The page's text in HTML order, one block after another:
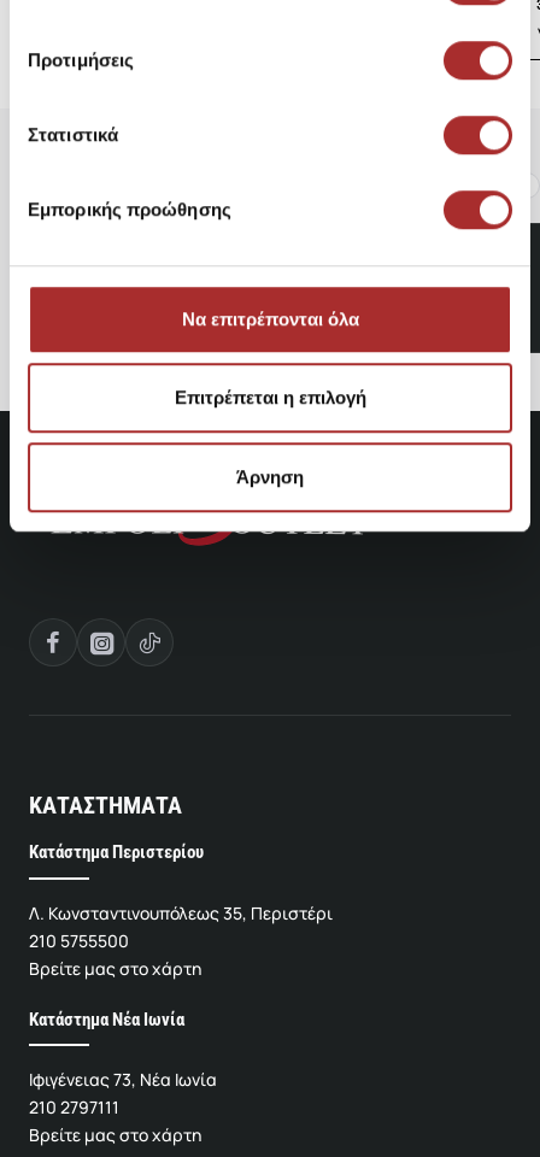
Προτιμήσεις
Στατιστικά
Εμπορικής προώθησης
Να επιτρέπονται όλα
Επιτρέπεται η επιλογή
Άρνηση
149,80€
ΚΑΤΑΣΤΗΜΑΤΑ
Κατάστημα Περιστερίου
Λ. Κωνσταντινουπόλεως 35, Περιστέρι
210 5755500
Βρείτε μας στο χάρτη
Κατάστημα Νέα Ιωνία
Ιφιγένειας 73, Νέα Ιωνία
210 2797111
Βρείτε μας στο χάρτη